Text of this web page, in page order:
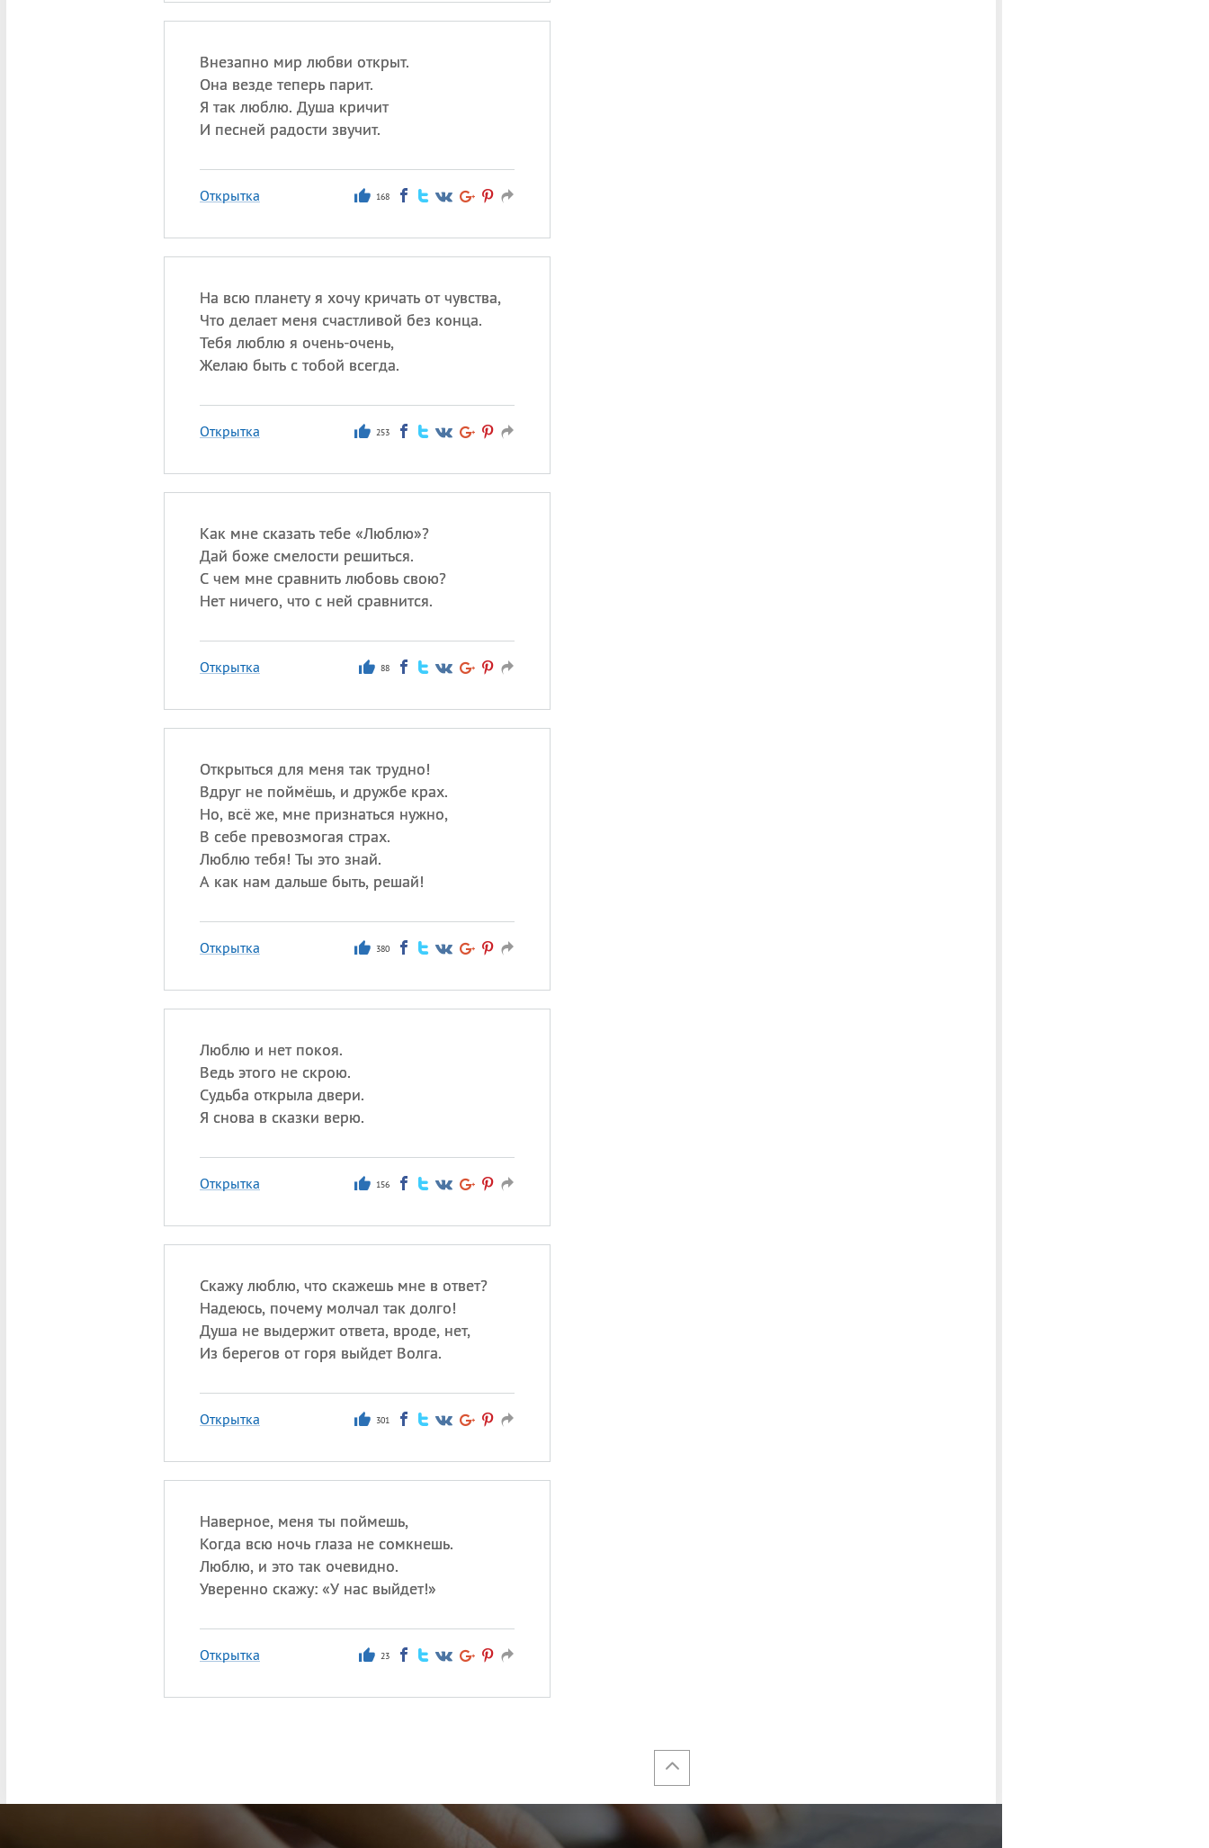
Внезапно мир любви открыт.
Она везде теперь парит.
Я так люблю. Душа кричит
И песней радости звучит.
Открытка 168
На всю планету я хочу кричать от чувства,
Что делает меня счастливой без конца.
Тебя люблю я очень-очень,
Желаю быть с тобой всегда.
Открытка 253
Как мне сказать тебе «Люблю»?
Дай боже смелости решиться.
С чем мне сравнить любовь свою?
Нет ничего, что с ней сравнится.
Открытка 88
Открыться для меня так трудно!
Вдруг не поймёшь, и дружбе крах.
Но, всё же, мне признаться нужно,
В себе превозмогая страх.
Люблю тебя! Ты это знай.
А как нам дальше быть, решай!
Открытка 380
Люблю и нет покоя.
Ведь этого не скрою.
Судьба открыла двери.
Я снова в сказки верю.
Открытка 156
Скажу люблю, что скажешь мне в ответ?
Надеюсь, почему молчал так долго!
Душа не выдержит ответа, вроде, нет,
Из берегов от горя выйдет Волга.
Открытка 301
Наверное, меня ты поймешь,
Когда всю ночь глаза не сомкнешь.
Люблю, и это так очевидно.
Уверенно скажу: «У нас выйдет!»
Открытка 23